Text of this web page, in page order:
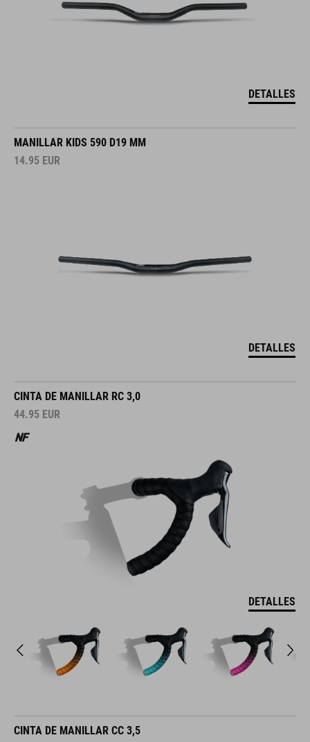
DETALLES
MANILLAR KIDS 590 D19 MM
14.95 EUR
DETALLES
CINTA DE MANILLAR RC 3,0
44.95 EUR
DETALLES
CINTA DE MANILLAR CC 3,5